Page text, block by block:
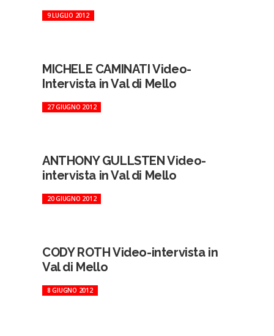
9 LUGLIO 2012
MICHELE CAMINATI Video-
Intervista in Val di Mello
27 GIUGNO 2012
ANTHONY GULLSTEN Video-
intervista in Val di Mello
20 GIUGNO 2012
CODY ROTH Video-intervista in
Val di Mello
8 GIUGNO 2012